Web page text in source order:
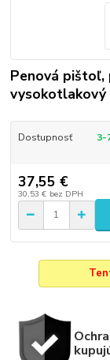
Penová pištoľ,
vysokotlakový
Dostupnosť 3-
37,55 €
30,53 € bez DPH